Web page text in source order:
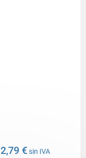
2,79 €sin IVA